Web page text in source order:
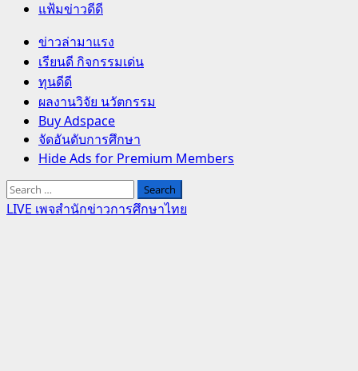
แฟ้มข่าวดีดี
Primary
Menu
ข่าวล่ามาแรง
เรียนดี กิจกรรมเด่น
ทุนดีดี
ผลงานวิจัย นวัตกรรม
Buy Adspace
จัดอันดับการศึกษา
Hide Ads for Premium Members
Search
for:
LIVE เพจสำนักข่าวการศึกษาไทย